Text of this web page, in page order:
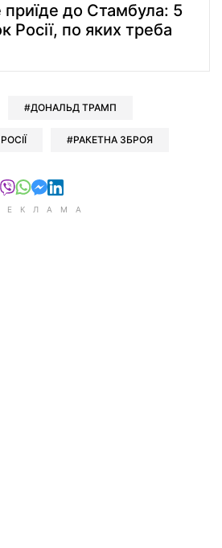
до Стамбула: 5
Росії, по яких треба
ДОНАЛЬД ТРАМП
РАКЕТНА ЗБРОЯ
у Telegram
у Facebook
поділитись у X
відправити у Viber
відправити у Whatsapp
відправити у Messenger
відправити у LinkedIn